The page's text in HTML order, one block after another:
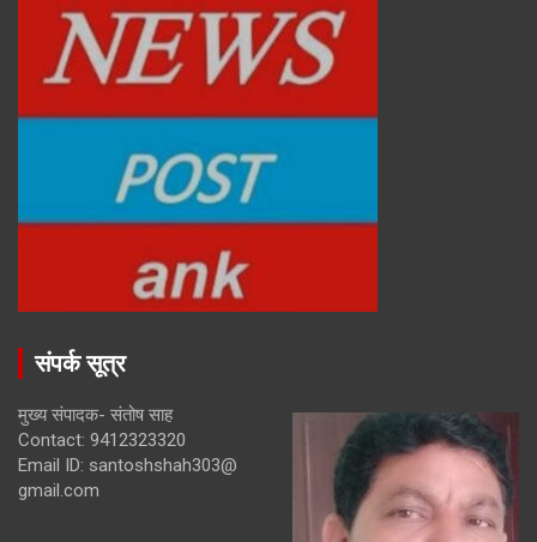
संपर्क सूत्र
मुख्य संपादक- संतोष साह
Contact: 9412323320
Email ID: santoshshah303@
gmail.com